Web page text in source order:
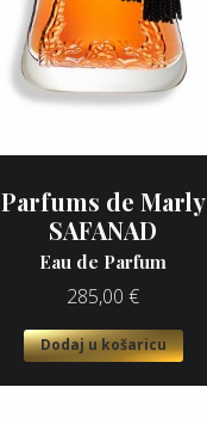
Parfums de Marly
SAFANAD
Eau de Parfum
285,00 €
Dodaj u košaricu